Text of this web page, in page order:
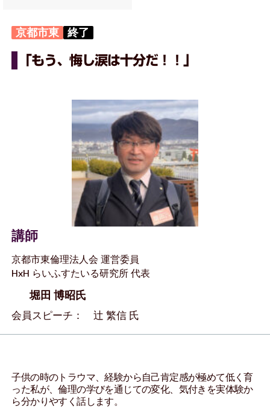
京都市東 終了
「もう、悔し涙は十分だ！！」
講師
京都市東倫理法人会 運営委員
HxH らいふすたいる研究所 代表
堀田 博昭氏
会員スピーチ： 辻 繁信 氏
子供の時のトラウマ、経験から自己肯定感が極めて低く育
った私が、倫理の学びを通じての変化、気付きを実体験か
ら分かりやすく話します。